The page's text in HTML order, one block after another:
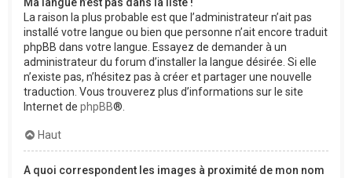
La raison la plus probable est que l’administrateur n’ait pas
installé votre langue ou bien que personne n’ait encore traduit
phpBB dans votre langue. Essayez de demander à un
administrateur du forum d’installer la langue désirée. Si elle
n’existe pas, n’hésitez pas à créer et partager une nouvelle
traduction. Vous trouverez plus d’informations sur le site
Internet de phpBB®.
Haut
A quoi correspondent les images à proximité de mon nom